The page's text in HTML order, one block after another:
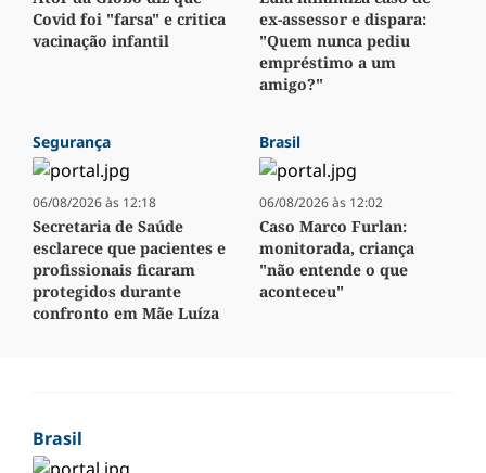
Covid foi "farsa" e critica
vacinação infantil
ex-assessor e dispara:
"Quem nunca pediu
empréstimo a um
amigo?"
Segurança
06/08/2026 às 12:18
Secretaria de Saúde
esclarece que pacientes e
profissionais ficaram
protegidos durante
confronto em Mãe Luíza
Brasil
06/08/2026 às 12:02
Caso Marco Furlan:
monitorada, criança
"não entende o que
aconteceu"
Brasil